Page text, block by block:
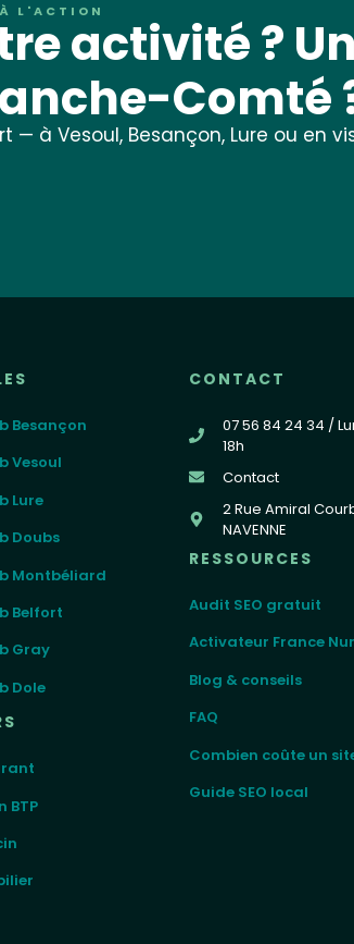
L'ACTION
activité ?
Comté
à Vesoul, Besançon, Lure ou en
Besançon
Vesoul
Lure
Doubs
Montbéliard
Belfort
Gray
Dole
BTP
CONTACT
07 56 84 24 34 /
18h
Contact
2 Rue Amiral
NAVENNE
RESSOURCES
Audit SEO gratuit
Activateur France
Blog & conseils
FAQ
Combien coûte un
Guide SEO local